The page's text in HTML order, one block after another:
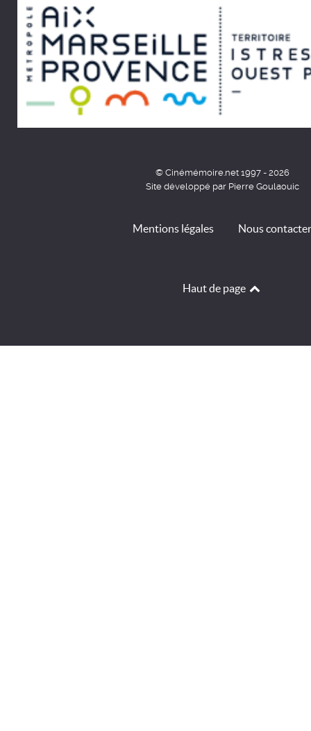
© Cinémémoire.net 1997 - 2026
Site développé par Pierre Goulaouic
Mentions légales Nous contacter
Haut de page